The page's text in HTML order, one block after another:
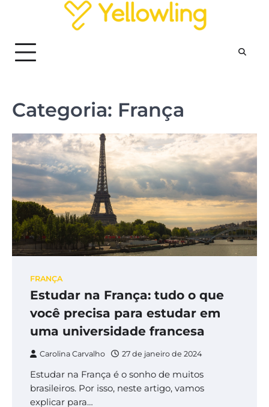
Categoria: França
FRANÇA
Estudar na França: tudo o que
você precisa para estudar em
uma universidade francesa
Carolina Carvalho 27 de janeiro de 2024
Estudar na França é o sonho de muitos
brasileiros. Por isso, neste artigo, vamos
explicar para…